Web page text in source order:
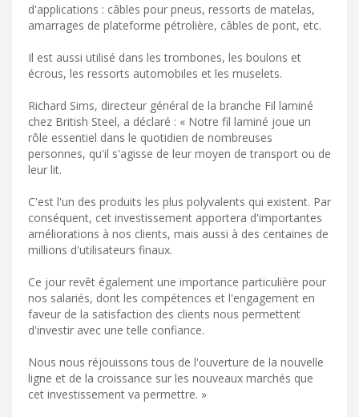
d'applications : câbles pour pneus, ressorts de matelas,
amarrages de plateforme pétrolière, câbles de pont, etc.
Il est aussi utilisé dans les trombones, les boulons et
écrous, les ressorts automobiles et les muselets.
Richard Sims, directeur général de la branche Fil laminé
chez British Steel, a déclaré : « Notre fil laminé joue un
rôle essentiel dans le quotidien de nombreuses
personnes, qu'il s'agisse de leur moyen de transport ou de
leur lit.
C'est l'un des produits les plus polyvalents qui existent. Par
conséquent, cet investissement apportera d'importantes
améliorations à nos clients, mais aussi à des centaines de
millions d'utilisateurs finaux.
Ce jour revêt également une importance particulière pour
nos salariés, dont les compétences et l'engagement en
faveur de la satisfaction des clients nous permettent
d'investir avec une telle confiance.
Nous nous réjouissons tous de l'ouverture de la nouvelle
ligne et de la croissance sur les nouveaux marchés que
cet investissement va permettre. »